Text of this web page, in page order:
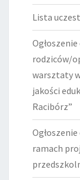
Lista
rodziców/
warsztaty
jakości
Racibórz”
ramach